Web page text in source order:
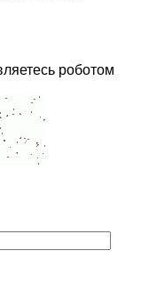
роботом